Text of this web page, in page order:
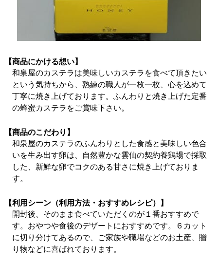
【商品にかける想い】
和泉屋のカステラは美味しいカステラを食べて頂きたい
という気持ちから、熟練の職人が一枚一枚、心を込めて
丁寧に焼き上げております。ふんわりと焼き上げた定番
の蜂蜜カステラをご賞味下さい。
【商品のこだわり】
和泉屋のカステラのふんわりとした食感と美味しい色合
いを生み出す卵は、自然豊かな雲仙の契約養鶏場で採取
した、新鮮な卵でコクのある甘さに焼き上げておりま
す。
【利用シーン（利用方法・おすすめレシピ）】
開封後、そのまま食べていただくのが１番おすすめで
す。おやつや食後のデザートにおすすめです。６カット
に切り分けてあるので、ご家族や職場などのお土産、贈
り物などに喜ばれております。